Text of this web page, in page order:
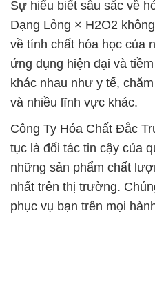
Sự hiểu biết sâu sắc về
Dạng Lỏng × H2O2
về tính chất hóa học của
ứng dụng hiện đại và
khác nhau như y tế,
và nhiều lĩnh vực khác.
Công Ty Hóa Chất Đắc
tục là đối tác tin cậy của
những sản phẩm chất
nhất trên thị trường.
phục vụ bạn trên mọi